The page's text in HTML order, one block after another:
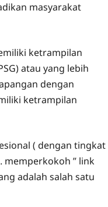
masyarakat
ketrampilan
atau yang lebih
dengan
ketrampilan
( dengan tingkat
memperkokoh ” link
adalah salah satu